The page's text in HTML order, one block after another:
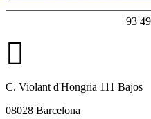
93
C. Violant d'Hongria 111 Bajos
08028 Barcelona